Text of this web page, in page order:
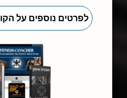
לפרטים נוספים על